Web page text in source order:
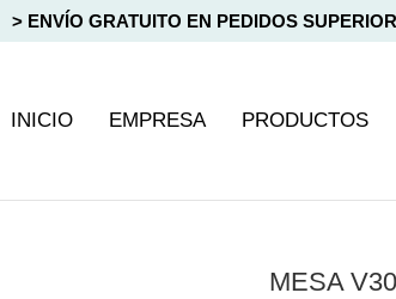
> ENVÍO GRATUITO EN PEDIDOS
INICIO EMPRESA PRODUCTOS
MESA